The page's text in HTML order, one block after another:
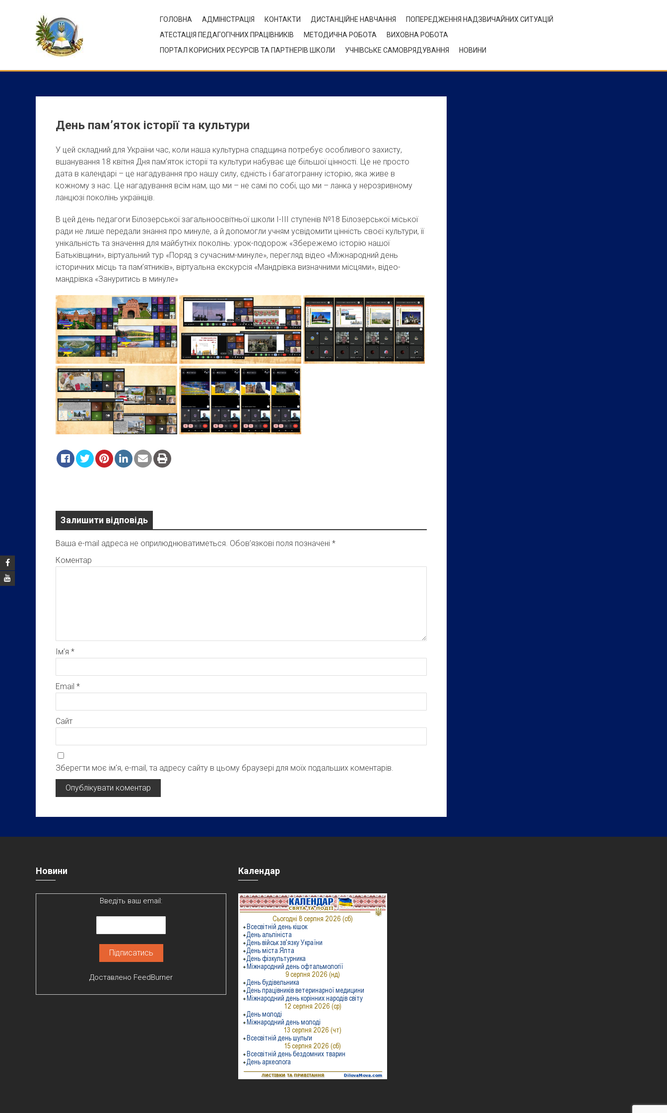
ГОЛОВНА АДМІНІСТРАЦІЯ КОНТАКТИ ДИСТАНЦІЙНЕ НАВЧАННЯ
ПОПЕРЕДЖЕННЯ НАДЗВИЧАЙНИХ СИТУАЦІЙ
АТЕСТАЦІЯ ПЕДАГОГІЧНИХ ПРАЦІВНИКІВ
МЕТОДИЧНА РОБОТА
ВИХОВНА РОБОТА
ПОРТАЛ КОРИСНИХ РЕСУРСІВ ТА ПАРТНЕРІВ ШКОЛИ
УЧНІВСЬКЕ САМОВРЯДУВАННЯ НОВИНИ
День пам’яток історії та культури
У цей складний для України час, коли наша культурна спадщина потребує особливого захисту,
вшанування 18 квітня Дня пам’яток історії та культури набуває ще більшої цінності. Це не просто
дата в календарі – це нагадування про нашу силу, єдність і багатогранну історію, яка живе в
кожному з нас. Це нагадування всім нам, що ми – не самі по собі, що ми – ланка у нерозривному
ланцюзі поколінь українців.
В цей день педагоги Білозерської загальноосвітньої школи І-ІІІ ступенів №18 Білозерської міської
ради не лише передали знання про минуле, а й допомогли учням усвідомити цінність своєї культури, її
унікальність та значення для майбутніх поколінь: урок-подорож «Збережемо історію нашої
Батьківщини», віртуальний тур «Поряд з сучасним-минуле», перегляд відео «Міжнародний день
історичних місць та пам’ятників», віртуальна екскурсія «Мандрівка визначними місцями», відео-
мандрівка «Зануритись в минуле»
Залишити відповідь
Ваша e-mail адреса не оприлюднюватиметься. Обов’язкові поля позначені *
Коментар
Ім’я *
Email *
Сайт
Зберегти моє ім'я, e-mail, та адресу сайту в цьому браузері для моїх подальших коментарів.
Новини
Введіть ваш email:
Доставлено FeedBurner
Календар